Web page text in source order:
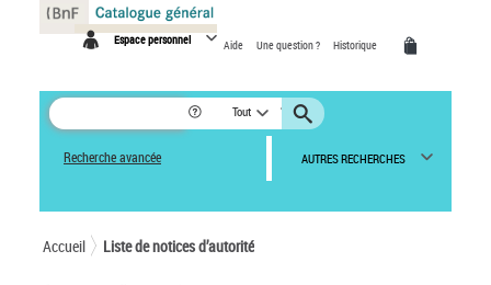
Espace personnel Aide Une question ? Historique
Tout
Recherche avancée AUTRES RECHERCHES
Accueil Liste de notices d’autorité
Panneau de gestion des cookies